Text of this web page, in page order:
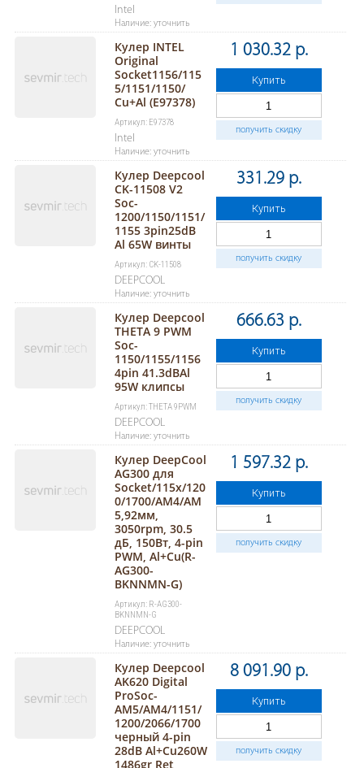
Intel
Наличие: уточнить
Кулер INTEL
Original
Socket1156/115
5/1151/1150/
Cu+Al (Е97378)
Артикул: Е97378
Intel
Наличие: уточнить
1 030.32 р.
Купить
получить скидку
Кулер Deepcool
CK-11508 V2
Soc-
1200/1150/1151/
1155 3pin25dB
Al 65W винты
Артикул: CK-11508
DEEPCOOL
Наличие: уточнить
331.29 р.
Купить
получить скидку
Кулер Deepcool
THETA 9 PWM
Soc-
1150/1155/1156
4pin 41.3dBAl
95W клипсы
Артикул: THETA 9PWM
DEEPCOOL
Наличие: уточнить
666.63 р.
Купить
получить скидку
Кулер DeepCool
AG300 для
Socket/115x/120
0/1700/AM4/AM
5,92мм,
3050rpm, 30.5
дБ, 150Вт, 4-pin
PWM, Al+Cu(R-
AG300-
BKNNMN-G)
Артикул: R-AG300-
BKNNMN-G
DEEPCOOL
Наличие: уточнить
1 597.32 р.
Купить
получить скидку
Кулер Deepcool
AK620 Digital
ProSoc-
AM5/AM4/1151/
1200/2066/1700
черный 4-pin
28dB Al+Cu260W
1486gr Ret
8 091.90 р.
Купить
получить скидку